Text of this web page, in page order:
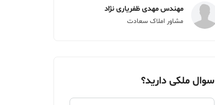
مهندس مهدی ظفریاری نژاد
مشاور املاک سعادت
سوال ملکی دارید؟